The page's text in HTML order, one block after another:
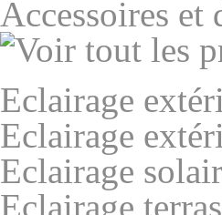
Accessoires et
Eclairage
Eclairage
Eclairage
Eclairage